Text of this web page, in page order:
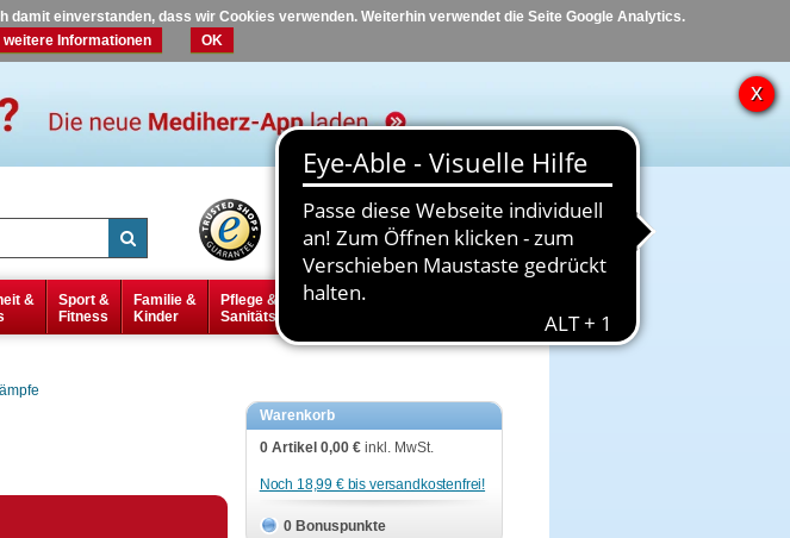
einverstanden, dass wir Cookies verwenden. Weiterhin verwendet die Seite Google Analytics.
weitere Informationen OK
Hilfe Kontakt
&
Sport &
Fitness
Familie &
Kinder
Pflege &
Sanitätsbedarf
Diabetes
Warenkorb
0 Artikel 0,00 € inkl. MwSt.
Noch 18,99 € bis versandkostenfrei!
0 Bonuspunkte